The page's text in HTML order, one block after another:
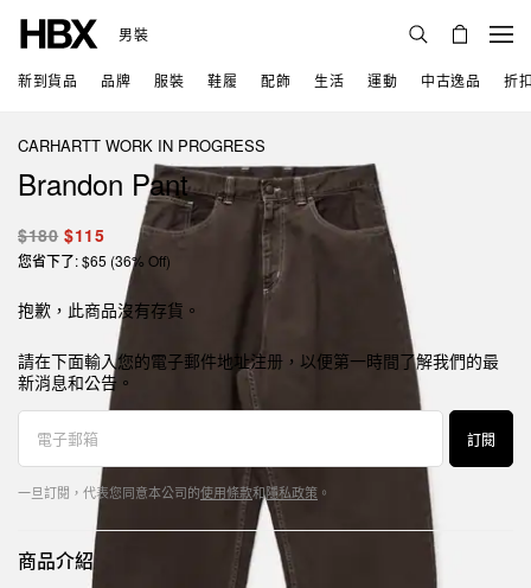
男裝
新到貨品 品牌 服裝 鞋履 配飾 生活 運動 中古逸品 折
CARHARTT WORK IN PROGRESS
Brandon Pant
$180 $115
您省下了: $65 (36% Off)
抱歉，此商品沒有存貨。
請在下面輸入您的電子郵件地址注册，以便第一時間了解我們的最
新消息和公告。
訂閱
一旦訂閱，代表您同意本公司的使用條款和隱私政策 。
商品介紹